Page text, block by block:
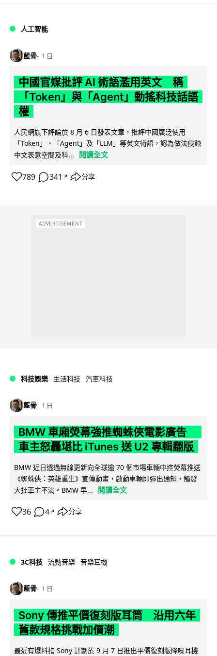
人工智能
藍骨 1 日
中國官媒批評 AI 術語濫用英文 稱
「Token」與「Agent」動搖科技話語
權
人民網旗下評論於 8 月 6 日發表文章，批評中國廣泛使用
「Token」、「Agent」及「LLM」等英文術語，認為做法侵蝕
中文表意空間及科...
閱讀全文
789 341 ↗ 分享
ADVERTISEMENT
科技娛樂 生活科技 汽車科技
藍骨 1 日
BMW 車廂熒幕強推蜘蛛俠電影廣告
車主怒轟堪比 iTunes 送 U2 專輯翻版
BMW 近日透過無線更新向全球逾 70 個市場車輛中控熒幕推送
《蜘蛛俠：英雄重生》宣傳動畫，啟動車輛即彈出通知，觸發
大批車主不滿。BMW 早...
閱讀全文
36 4 ↗ 分享
3C科技 流動音樂 音樂耳機
藍骨 1 日
Sony 傳推平價復刻版耳筒 沿用六年
舊款規格挑戰加價潮
最近有爆料指 Sony 計劃於 9 月 7 日推出平價復刻版降噪耳機